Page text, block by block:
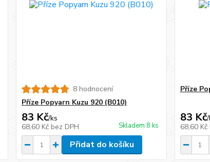
8 hodnocení
Příze Popyarn Kuzu 920 (B010)
83 Kč/ks
68,60 Kč bez DPH Skladem 8 ks
Přidat do košíku
Příze
83 Kč/
68,60 Kč